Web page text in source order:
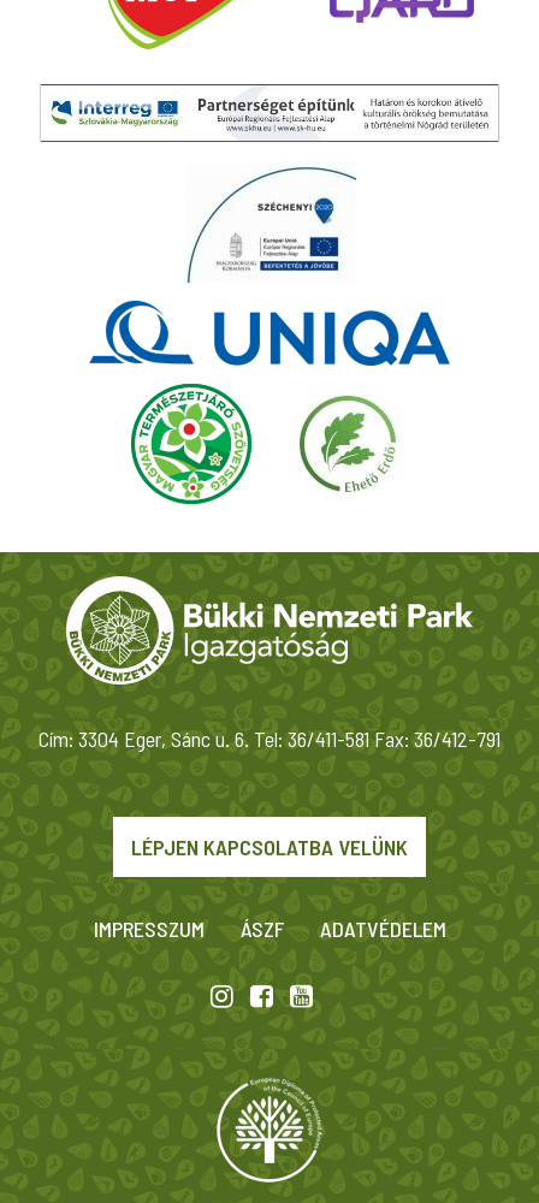
Cím: 3304 Eger, Sánc u. 6. Tel: 36/411-581 Fax: 36/412-791
LÉPJEN KAPCSOLATBA VELÜNK
IMPRESSZUM ÁSZF ADATVÉDELEM